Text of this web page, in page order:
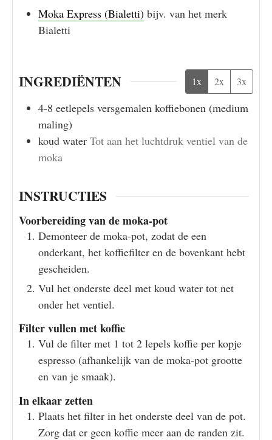
Moka Express (Bialetti) bijv. van het merk
Bialetti
INGREDIËNTEN 1x 2x 3x
4-8 eetlepels versgemalen koffiebonen (medium
maling)
koud water Tot aan het luchtdruk ventiel van de
moka
INSTRUCTIES
Voorbereiding van de moka-pot
Demonteer de moka-pot, zodat de een
onderkant, het koffiefilter en de bovenkant hebt
gescheiden.
Vul het onderste deel met koud water tot net
onder het ventiel.
Filter vullen met koffie
Vul de filter met 1 tot 2 lepels koffie per kopje
espresso (afhankelijk van de moka-pot grootte
en van je smaak).
In elkaar zetten
Plaats het filter in het onderste deel van de pot.
Zorg dat er geen koffie meer aan de randen zit.